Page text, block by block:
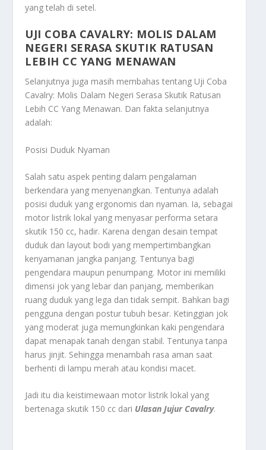
yang telah di setel.
UJI COBA CAVALRY: MOLIS DALAM
NEGERI SERASA SKUTIK RATUSAN
LEBIH CC YANG MENAWAN
Selanjutnya juga masih membahas tentang Uji Coba
Cavalry: Molis Dalam Negeri Serasa Skutik Ratusan
Lebih CC Yang Menawan. Dan fakta selanjutnya
adalah:
Posisi Duduk Nyaman
Salah satu aspek penting dalam pengalaman
berkendara yang menyenangkan. Tentunya adalah
posisi duduk yang ergonomis dan nyaman. Ia, sebagai
motor listrik lokal yang menyasar performa setara
skutik 150 cc, hadir. Karena dengan desain tempat
duduk dan layout bodi yang mempertimbangkan
kenyamanan jangka panjang. Tentunya bagi
pengendara maupun penumpang. Motor ini memiliki
dimensi jok yang lebar dan panjang, memberikan
ruang duduk yang lega dan tidak sempit. Bahkan bagi
pengguna dengan postur tubuh besar. Ketinggian jok
yang moderat juga memungkinkan kaki pengendara
dapat menapak tanah dengan stabil. Tentunya tanpa
harus jinjit. Sehingga menambah rasa aman saat
berhenti di lampu merah atau kondisi macet.
Jadi itu dia keistimewaan motor listrik lokal yang
bertenaga skutik 150 cc dari Ulasan Jujur Cavalry.